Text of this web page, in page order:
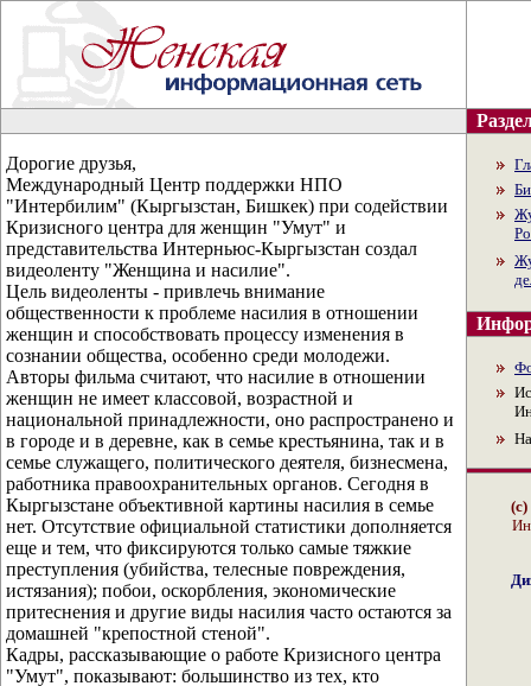
Дорогие друзья,
Международный Центр поддержки НПО
"Интербилим" (Кыргызстан, Бишкек) при содействии
Кризисного центра для женщин "Умут" и
представительства Интерньюс-Кыргызстан создал
видеоленту "Женщина и насилие".
Цель видеоленты - привлечь внимание
общественности к проблеме насилия в отношении
женщин и способствовать процессу изменения в
сознании общества, особенно среди молодежи.
Авторы фильма считают, что насилие в отношении
женщин не имеет классовой, возрастной и
национальной принадлежности, оно распространено и
в городе и в деревне, как в семье крестьянина, так и в
семье служащего, политического деятеля, бизнесмена,
работника правоохранительных органов. Сегодня в
Кыргызстане объективной картины насилия в семье
нет. Отсутствие официальной статистики дополняется
еще и тем, что фиксируются только самые тяжкие
преступления (убийства, телесные повреждения,
истязания); побои, оскорбления, экономические
притеснения и другие виды насилия часто остаются за
домашней "крепостной стеной".
Кадры, рассказывающие о работе Кризисного центра
"Умут", показывают: большинство из тех, кто